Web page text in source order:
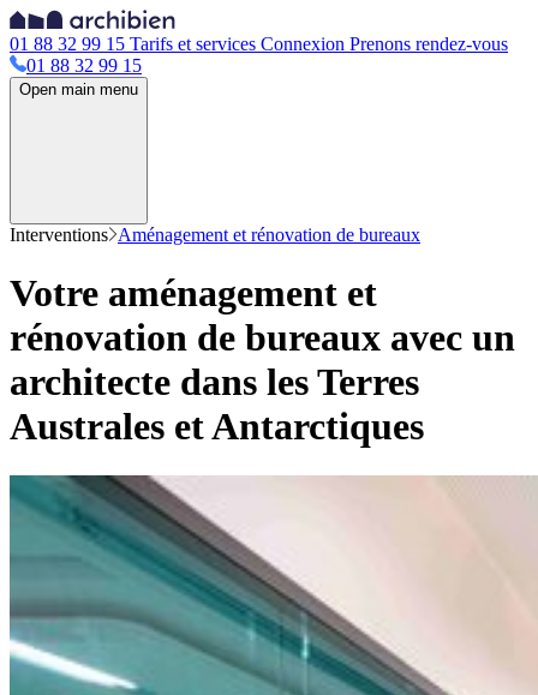
01 88 32 99 15 Tarifs et services Connexion Prenons rendez-vous
01 88 32 99 15
Open main menu
Interventions Aménagement et rénovation de bureaux
Votre aménagement et
rénovation de bureaux avec un
architecte dans les Terres
Australes et Antarctiques